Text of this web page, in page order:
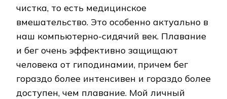
чистка, то есть медицинское
вмешательство. Это особенно актуально в
наш компьютерно-сидячий век. Плавание
и бег очень эффективно защищают
человека от гиподинамии, причем бег
гораздо более интенсивен и гораздо более
доступен, чем плавание. Мой личный